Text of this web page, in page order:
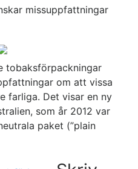
missuppfattningar
tobaksförpackningar
om att vissa
farliga. Det visar en ny
som år 2012 var
paket (”plain